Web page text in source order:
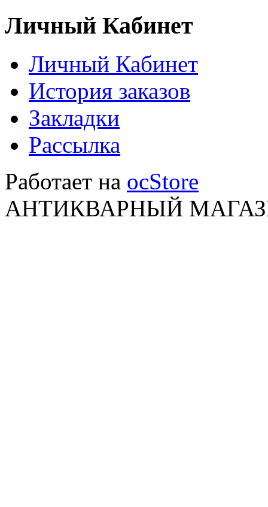
Личный Кабинет
Личный Кабинет
История заказов
Закладки
Рассылка
Работает на ocStore
АНТИКВАРНЫЙ